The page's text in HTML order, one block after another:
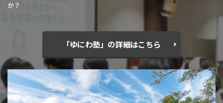
か？
「ゆにわ塾」の詳細はこちら